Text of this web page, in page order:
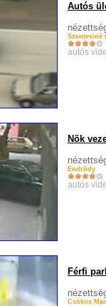
Autós
Szentesiné
autós
Nõk
Endrõdy
autós
Férfi
Csókos